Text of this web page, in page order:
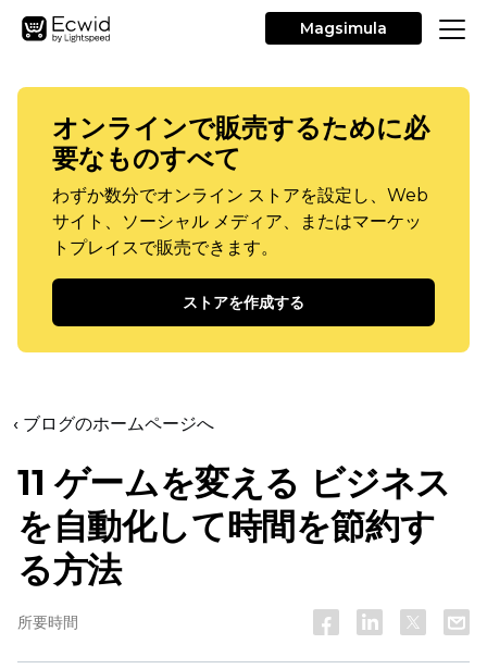
Magsimula
オンラインで販売するために必
要なものすべて
わずか数分でオンライン ストアを設定し、Web
サイト、ソーシャル メディア、またはマーケッ
トプレイスで販売できます。
ストアを作成する
‹ ブログのホームページへ
11ゲームを変える ビジネス
を自動化して時間を節約す
る方法
所要時間